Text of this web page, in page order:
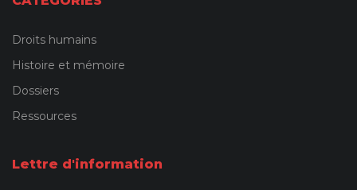
Droits humains
Histoire et mémoire
Dossiers
Ressources
Lettre d'information